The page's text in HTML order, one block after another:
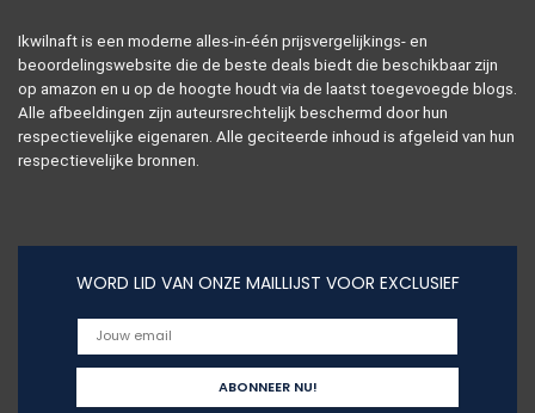
Ikwilnaft is een moderne alles-in-één prijsvergelijkings- en
beoordelingswebsite die de beste deals biedt die beschikbaar zijn
op amazon en u op de hoogte houdt via de laatst toegevoegde blogs.
Alle afbeeldingen zijn auteursrechtelijk beschermd door hun
respectievelijke eigenaren. Alle geciteerde inhoud is afgeleid van hun
respectievelijke bronnen.
WORD LID VAN ONZE MAILLIJST VOOR EXCLUSIEF